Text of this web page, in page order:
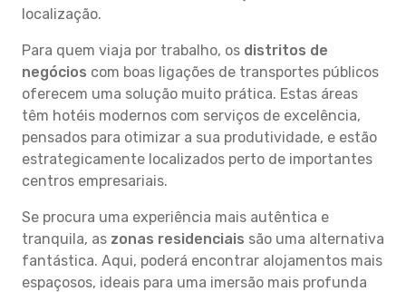
localização.
Para quem viaja por trabalho, os distritos de
negócios com boas ligações de transportes públicos
oferecem uma solução muito prática. Estas áreas
têm hotéis modernos com serviços de excelência,
pensados para otimizar a sua produtividade, e estão
estrategicamente localizados perto de importantes
centros empresariais.
Se procura uma experiência mais autêntica e
tranquila, as zonas residenciais são uma alternativa
fantástica. Aqui, poderá encontrar alojamentos mais
espaçosos, ideais para uma imersão mais profunda